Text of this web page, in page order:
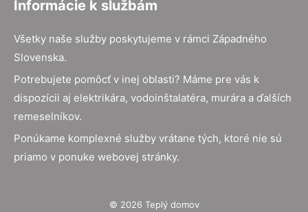
Informácie k službám
Všetky naše služby poskytujeme v rámci Západného
Slovenska.
Potrebujete pomôcť v inej oblasti? Máme pre vás k
dispozícii aj elektrikára, vodoinštalatéra, murára a ďalších
remeselníkov.
Ponúkame komplexné služby vrátane tých, ktoré nie sú
priamo v ponuke webovej stránky.
© 2026 Teplý domov